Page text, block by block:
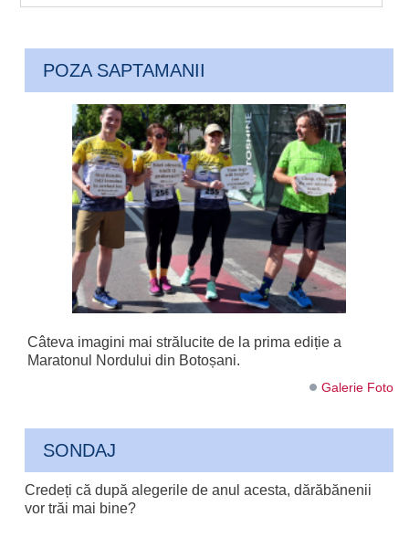
POZA SAPTAMANII
Câteva imagini mai strălucite de la prima ediție a
Maratonul Nordului din Botoșani.
Galerie Foto
SONDAJ
Credeți că după alegerile de anul acesta, dărăbănenii
vor trăi mai bine?